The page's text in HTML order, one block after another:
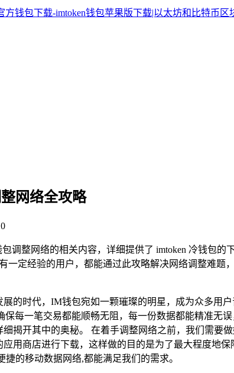
网络全攻略
0
调整网络的相关内容，详细提供了 imtoken 冷钱包
一定经验的用户，都能通过此攻略解决网络调整难
的时代，IM钱包宛如一颗璀璨的明星，成为众多用
每一笔交易都能顺畅无阻，每一份数据都能精准无
揭开其中的奥秘。 在着手调整网络之前，我们需
用商店进行下载，这样做的目的是为了最大程度地
的移动数据网络,都能满足我们的需求。